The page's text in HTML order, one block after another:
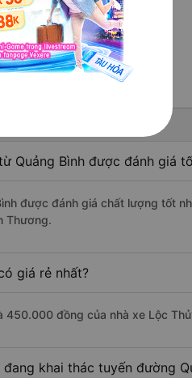
Định
Quảng Bình được đánh giá
được đánh giá chất lượng tốt
Thương.
giá rẻ nhất?
450.000 đồng của nhà xe Lộc
khai thác tuyến đường